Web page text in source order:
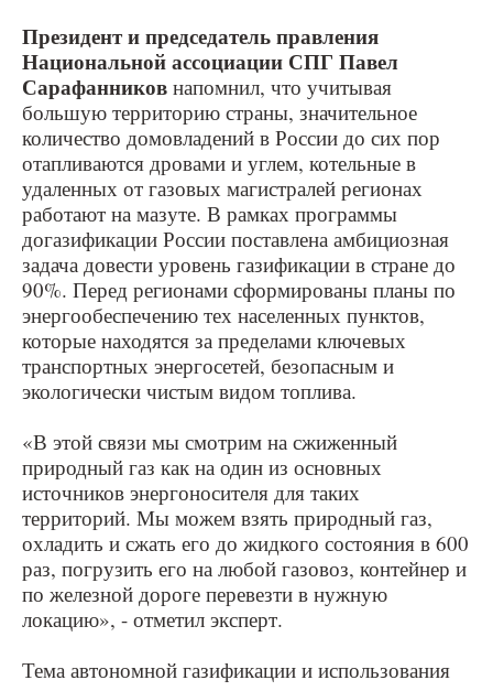
Президент и председатель правления
Национальной ассоциации СПГ Павел
Сарафанников напомнил, что учитывая
большую территорию страны, значительное
количество домовладений в России до сих пор
отапливаются дровами и углем, котельные в
удаленных от газовых магистралей регионах
работают на мазуте. В рамках программы
догазификации России поставлена амбициозная
задача довести уровень газификации в стране до
90%. Перед регионами сформированы планы по
энергообеспечению тех населенных пунктов,
которые находятся за пределами ключевых
транспортных энергосетей, безопасным и
экологически чистым видом топлива.
«В этой связи мы смотрим на сжиженный
природный газ как на один из основных
источников энергоносителя для таких
территорий. Мы можем взять природный газ,
охладить и сжать его до жидкого состояния в 600
раз, погрузить его на любой газовоз, контейнер и
по железной дороге перевезти в нужную
локацию», - отметил эксперт.
Тема автономной газификации и использования